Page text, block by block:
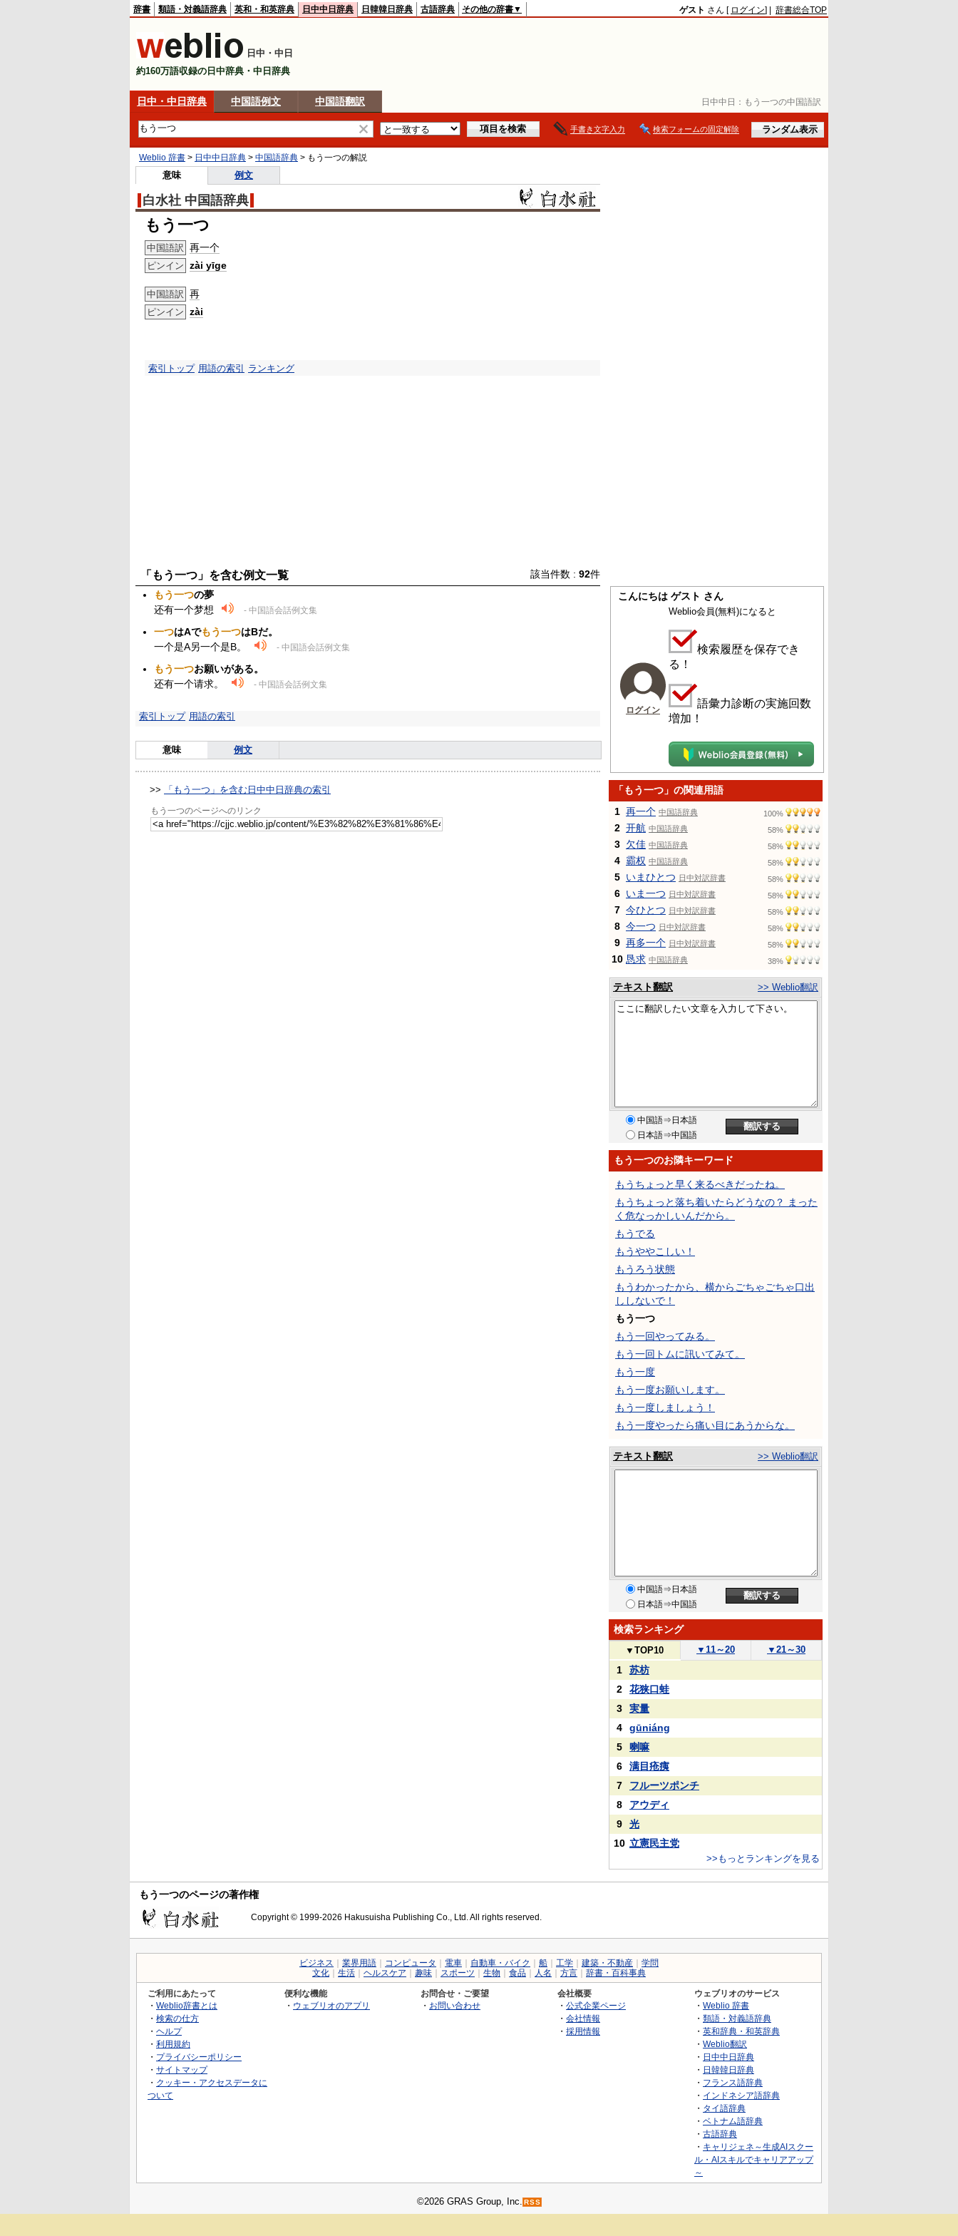
日中中日： もう一つの中国語訳
辞書 類語・対義語辞典 英和・和英辞典 日中中日辞典 日韓韓日辞典 古語辞典 その他の辞書▼ ゲスト さん [ ログイン] | 辞書総合TOP
日中・中日
約160万語収録の日中辞典・中日辞典
日中・中日辞典 中国語例文 中国語翻訳
手書き文字入力 検索フォームの固定解除
Weblio 辞書 > 日中中日辞典 > 中国語辞典 > もう一つの解説
意味 例文
白水社 中国語辞典
もう一つ
中国語訳 再一个
ピンイン zài yīge
中国語訳 再
ピンイン zài
索引トップ 用語の索引 ランキング
「もう一つ」を含む例文一覧 該当件数 : 92件
もう一つの夢
还有一个梦想
- 中国語会話例文集
一つはAでもう一つはBだ。
一个是A另一个是B。
- 中国語会話例文集
もう一つお願いがある。
还有一个请求。
- 中国語会話例文集
索引トップ 用語の索引
意味 例文
>> 「もう一つ」を含む日中中日辞典の索引
もう一つのページへのリンク
こんにちは ゲスト さん
ログイン
Weblio会員(無料)になると
検索履歴を保存でき
る！
語彙力診断の実施回数
増加！
「もう一つ」の関連用語
1 再一个 中国語辞典 100%
2 开航 中国語辞典 58%
3 欠佳 中国語辞典 58%
4 霸权 中国語辞典 58%
5 いまひとつ 日中対訳辞書 58%
6 いま一つ 日中対訳辞書 58%
7 今ひとつ 日中対訳辞書 58%
8 今一つ 日中対訳辞書 58%
9 再多一个 日中対訳辞書 58%
10 恳求 中国語辞典 38%
テキスト翻訳 >> Weblio翻訳
中国語⇒日本語
日本語⇒中国語
もう一つのお隣キーワード
もうちょっと早く来るべきだったね。
もうちょっと落ち着いたらどうなの？ まった
く危なっかしいんだから。
もうでる
もうややこしい！
もうろう状態
もうわかったから、横からごちゃごちゃ口出
ししないで！
もう一つ
もう一回やってみる。
もう一回トムに訊いてみて。
もう一度
もう一度お願いします。
もう一度しましょう！
もう一度やったら痛い目にあうからな。
テキスト翻訳 >> Weblio翻訳
中国語⇒日本語
日本語⇒中国語
検索ランキング
▼ TOP10 ▼ 11～20 ▼ 21～30
1
苏枋
2
花狭口蛙
3
実量
4
gūniáng
5
喇嘛
6
满目疮痍
7
フルーツポンチ
8
アウディ
9
光
10 立憲民主党
>>もっとランキングを見る
もう一つのページの著作権
Copyright © 1999-2026 Hakusuisha Publishing Co., Ltd. All rights reserved.
ビジネス 業界用語 コンピュータ 電車 自動車・バイク 船 工学 建築・不動産
学問
文化
生活 ヘルスケア 趣味 スポーツ 生物 食品 人名 方言 辞書・百科事典
ご利用にあたって
・ Weblio辞書とは
・ 検索の仕方
・ ヘルプ
・ 利用規約
・ プライバシーポリシー
・ サイトマップ
・ クッキー・アクセスデータに
ついて
便利な機能
・ ウェブリオのアプリ
お問合せ・ご要望
・ お問い合わせ
会社概要
・ 公式企業ページ
・ 会社情報
・ 採用情報
ウェブリオのサービス
・ Weblio 辞書
・ 類語・対義語辞典
・ 英和辞典・和英辞典
・ Weblio翻訳
・ 日中中日辞典
・ 日韓韓日辞典
・ フランス語辞典
・ インドネシア語辞典
・ タイ語辞典
・ ベトナム語辞典
・ 古語辞典
・ キャリジェネ～生成AIスクー
ル・AIスキルでキャリアアップ
～
©2026 GRAS Group, Inc. RSS